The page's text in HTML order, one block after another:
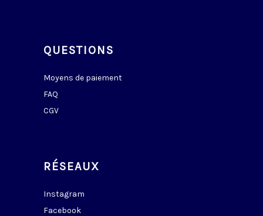
QUESTIONS
Moyens de paiement
FAQ
CGV
RÉSEAUX
Instagram
Facebook